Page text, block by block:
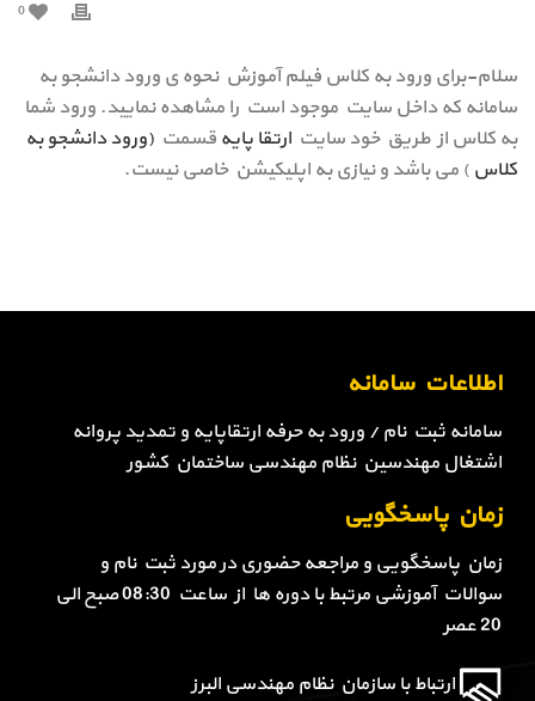
0
سلام-برای ورود به کلاس فیلم آموزش نحوه ی ورود دانشجو به
سامانه که داخل سایت موجود است را مشاهده نمایید. ورود شما
به کلاس از طریق خود سایت ارتقا پایه قسمت (ورود دانشجو به
کلاس ) می باشد و نیازی به اپلیکیشن خاصی نیست.
اطلاعات سامانه
سامانه ثبت نام / ورود به حرفه ارتقاپایه و تمدید پروانه
اشتغال مهندسین نظام مهندسی ساختمان کشور
زمان پاسخگویی
زمان پاسخگویی و مراجعه حضوری در مورد ثبت نام و
سوالات آموزشی مرتبط با دوره ها از ساعت 08:30 صبح الی
20 عصر
ارتباط با سازمان نظام مهندسی البرز